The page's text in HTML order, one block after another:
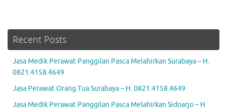
Recent Posts
Jasa Medik Perawat Panggilan Pasca Melahirkan Surabaya – H.
0821.4158.4649
Jasa Perawat Orang Tua Surabaya – H. 0821.4158.4649
Jasa Medik Perawat Panggilan Pasca Melahirkan Sidoarjo – H.